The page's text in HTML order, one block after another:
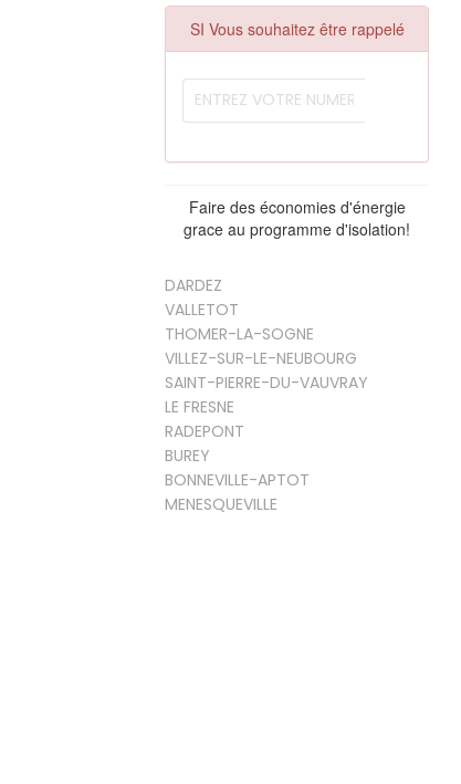
SI Vous souhaitez être rappelé
Faire des économies d'énergie
grace au programme d'isolation!
DARDEZ
VALLETOT
THOMER-LA-SOGNE
VILLEZ-SUR-LE-NEUBOURG
SAINT-PIERRE-DU-VAUVRAY
LE FRESNE
RADEPONT
BUREY
BONNEVILLE-APTOT
MENESQUEVILLE